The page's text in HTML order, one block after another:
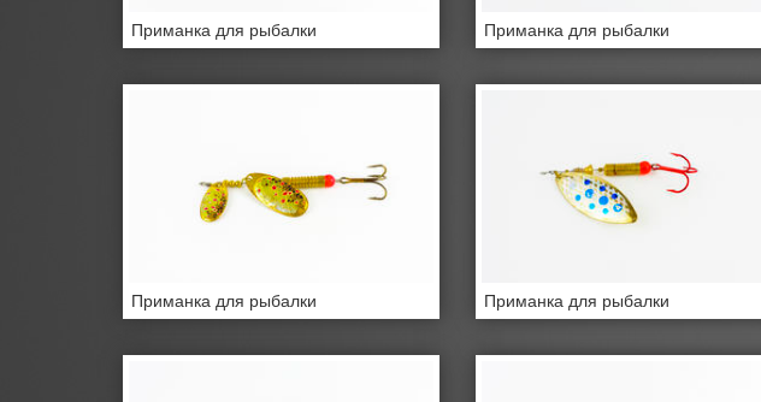
Приманка для рыбалки Приманка для рыбалки
Приманка для рыбалки Приманка для рыбалки